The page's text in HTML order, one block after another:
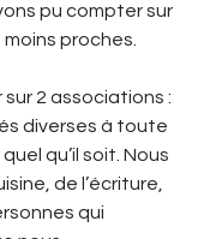
pu compter sur
proches.
2 associations :
diverses à toute
qu’il soit. Nous
de l’écriture,
qui